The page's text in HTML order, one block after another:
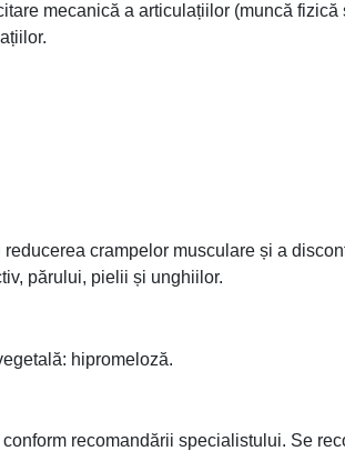
mecanică a articulațiilor (muncă fizică
crampelor musculare și a
părului, pielii și unghiilor.
hipromeloză.
recomandării specialistului. Se